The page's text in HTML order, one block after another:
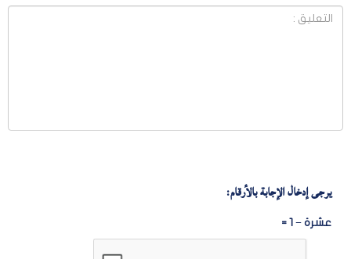
يرجى إدخال الإجابة بالأرقام:
عشرة − 1 =